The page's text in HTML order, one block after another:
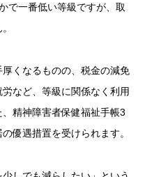
で一番低い等級ですが、取
くなるものの、税金の減免
など、等級に関係なく利用
精神障害者保健福祉手帳3
優遇措置を受けられます。